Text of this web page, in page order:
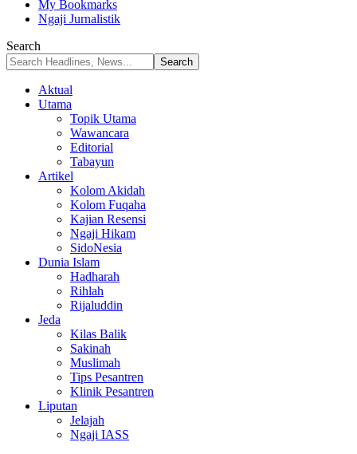
My Bookmarks
Ngaji Jurnalistik
Search
Aktual
Utama
Topik Utama
Wawancara
Editorial
Tabayun
Artikel
Kolom Akidah
Kolom Fuqaha
Kajian Resensi
Ngaji Hikam
SidoNesia
Dunia Islam
Hadharah
Rihlah
Rijaluddin
Jeda
Kilas Balik
Sakinah
Muslimah
Tips Pesantren
Klinik Pesantren
Liputan
Jelajah
Ngaji IASS